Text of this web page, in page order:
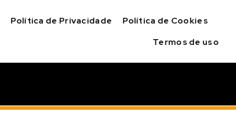
Política de Privacidade
Política de Cookies
Termos de uso